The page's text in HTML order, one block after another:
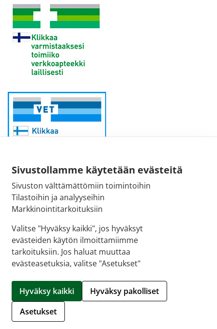
Sivustollamme käytetään evästeitä
Sivuston välttämättömiin toimintoihin
Tilastoihin ja analyyseihin
Markkinointitarkoituksiin
Valitse "Hyväksy kaikki", jos hyväksyt
evästeiden käytön ilmoittamiimme
tarkoituksiin. Jos haluat muuttaa
evästeasetuksia, valitse "Asetukset"
Hyväksy kaikki
Hyväksy pakolliset
Asetukset
Sähköpostiosoite:
kirjaamo@fimea.fi
Fimean vaihde:
029 522 3341
Hallitse evästeitä